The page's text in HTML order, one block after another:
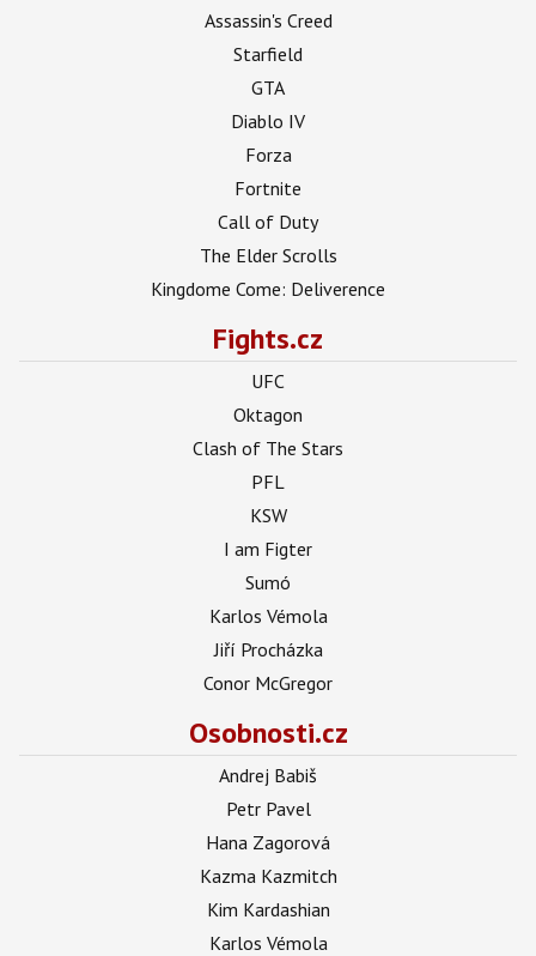
Assassin's Creed
Starfield
GTA
Diablo IV
Forza
Fortnite
Call of Duty
The Elder Scrolls
Kingdome Come: Deliverence
Fights.cz
UFC
Oktagon
Clash of The Stars
PFL
KSW
I am Figter
Sumó
Karlos Vémola
Jiří Procházka
Conor McGregor
Osobnosti.cz
Andrej Babiš
Petr Pavel
Hana Zagorová
Kazma Kazmitch
Kim Kardashian
Karlos Vémola